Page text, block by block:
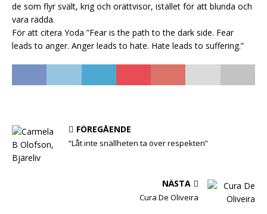
de som flyr svält, krig och orättvisor, istället för att blunda och
vara rädda.
För att citera Yoda ”Fear is the path to the dark side. Fear
leads to anger. Anger leads to hate. Hate leads to suffering.”
FÖREGÅENDE
“Låt inte snällheten ta över respekten”
NÄSTA
Cura De Oliveira